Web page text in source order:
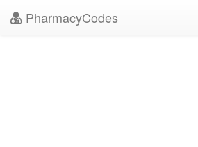
PharmacyCodes